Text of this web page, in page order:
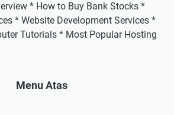
* How to Buy Bank Stocks *
* Website Development Services *
Tutorials * Most Popular Hosting
Menu Atas